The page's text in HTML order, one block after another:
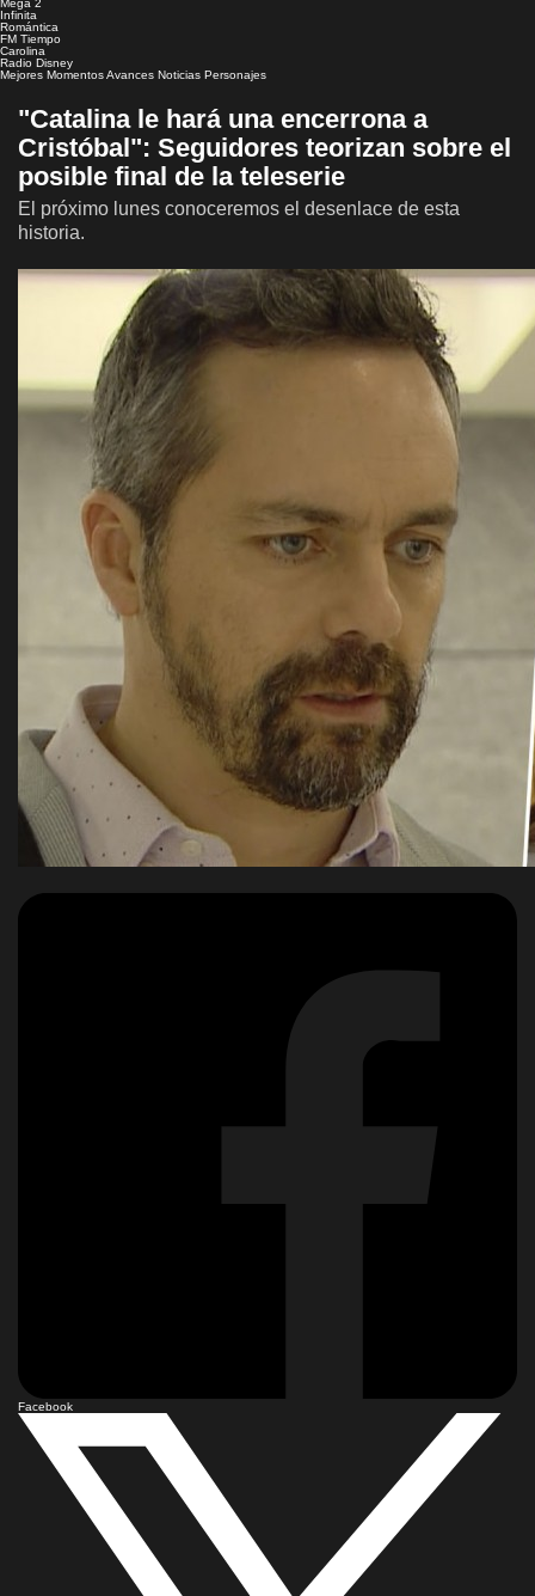
Infinita
Romántica
FM Tiempo
Carolina
Radio Disney
Mejores MomentosAvances Noticias Personajes
"Catalina le hará una encerrona a
Cristóbal": Seguidores teorizan sobre el
posible final de la teleserie
El próximo lunes conoceremos el desenlace de esta
historia.
Facebook